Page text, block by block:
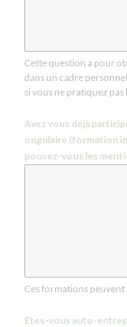
Cette question a pour
dans un cadre
si vous ne pratiquez
Avez vous déjà
ongulaire (formation
pouvez-vous les
Ces formations peuvent
Etes-vous auto-